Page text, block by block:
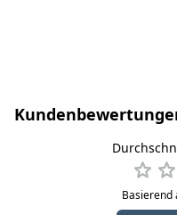
Basierend